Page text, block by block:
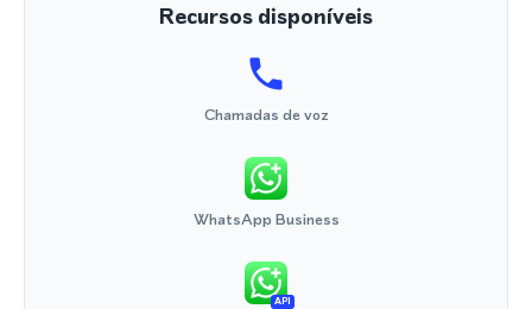
Recursos disponíveis
Chamadas de voz
WhatsApp Business
API